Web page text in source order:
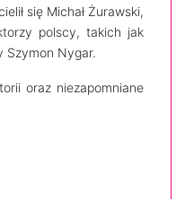
się Michał Żurawski,
polscy, takich jak
Szymon Nygar.
oraz niezapomniane